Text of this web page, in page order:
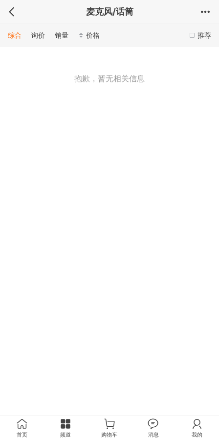
麦克风/话筒
推荐
综合 询价 销量 价格
抱歉，暂无相关信息
首页 频道 购物车 消息 我的